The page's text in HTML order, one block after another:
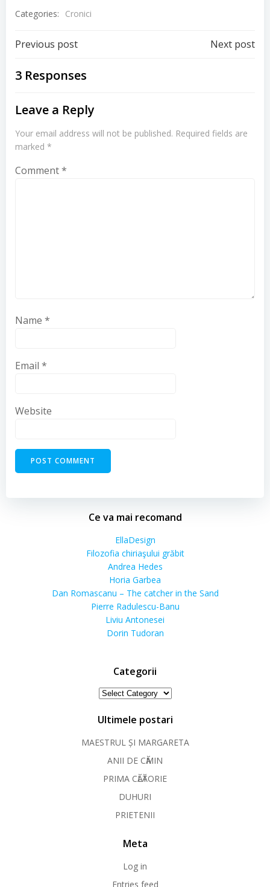
Categories: Cronici
Post
navigation
Previous post Next post
3 Responses
Leave a Reply
Your email address will not be published. Required fields are
marked *
Comment*
Name *
Email *
Website
Ce va mai recomand
EllaDesign
Filozofia chiriaşului grăbit
Andrea Hedes
Horia Garbea
Dan Romascanu – The catcher in the Sand
Pierre Radulescu-Banu
Liviu Antonesei
Dorin Tudoran
Categorii
Categorii
Ultimele postari
MAESTRUL ȘI MARGARETA
ANII DE CӐMIN
PRIMA CӐLӐTORIE
DUHURI
PRIETENII
Meta
Log in
Entries feed